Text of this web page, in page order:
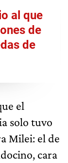
al que
de
de
el
solo tuvo
Milei: el de
cara